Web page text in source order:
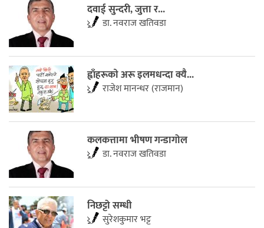
दवाई सुन्दरी, जुत्ता र...
डा. नवराज खतिवडा
ह्वाँहरूकाे अरू इलमधन्दा क्यै...
राजेश मानन्धर (राजमान)
कलकत्तामा भीषण गन्डागोल
डा. नवराज खतिवडा
निछट्टो सम्धी
सुरेशकुमार भट्ट